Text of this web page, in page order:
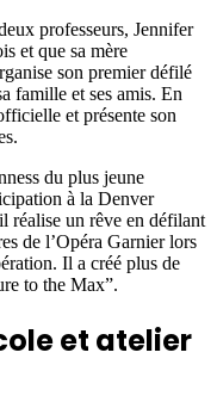
professeurs, Jennifer
et que sa mère
son premier défilé
famille et ses amis. En
et présente son
du plus jeune
à la Denver
réalise un rêve en défilant
de l’Opéra Garnier lors
Il a créé plus de
to the Max”.
et atelier